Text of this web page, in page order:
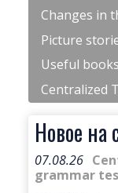
Changes in
Picture
Useful
Centralized
Новое на
07.08.26
grammar